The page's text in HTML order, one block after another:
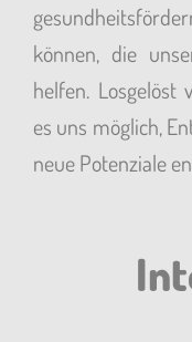
können, die
helfen. Losgelöst
es uns möglich,
neue Potenziale